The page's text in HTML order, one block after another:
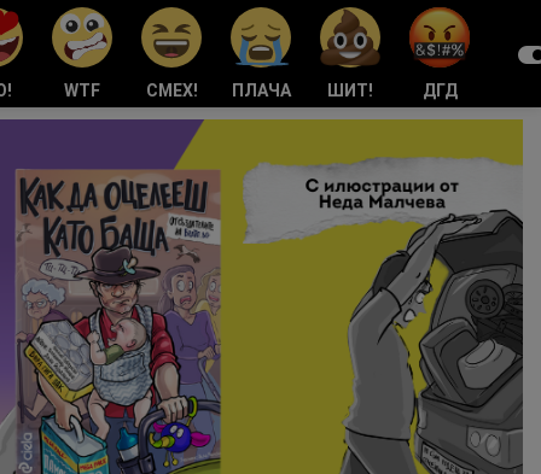
WTF СМЕХ! ПЛАЧА ШИТ! ДГД